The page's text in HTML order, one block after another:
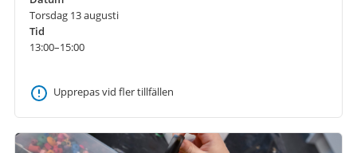
Torsdag 13 augusti
Tid
13:00–15:00
Upprepas vid fler tillfällen